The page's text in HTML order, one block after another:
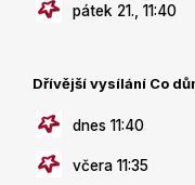
pátek 21., 11:40
Dřívější vysílání Co
dnes 11:40
včera 11:35